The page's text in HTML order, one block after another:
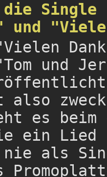
die
und
also
es
ein Lied
als